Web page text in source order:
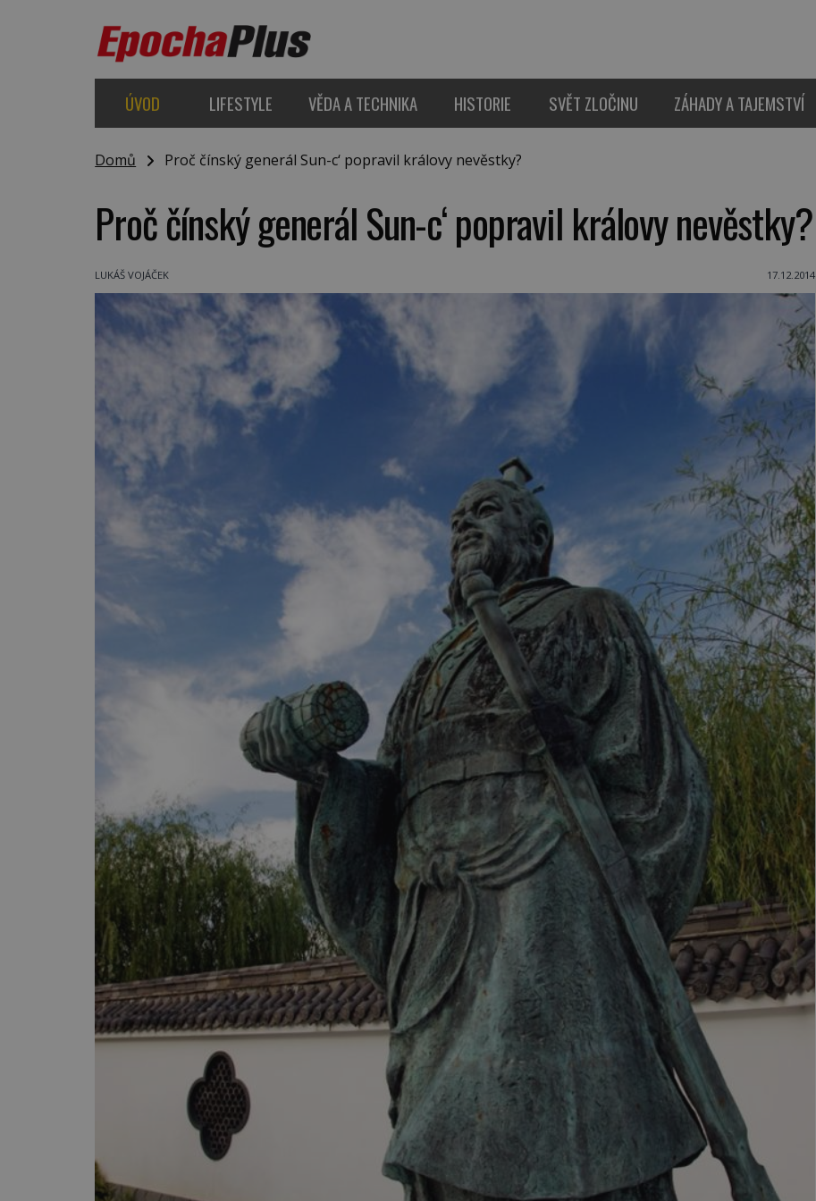
ÚVOD LIFESTYLE VĚDA A TECHNIKA HISTORIE SVĚT ZLOČINU ZÁHADY A TAJEMSTVÍ
Domů Proč čínský generál Sun-c‘ popravil královy nevěstky?
Proč čínský generál Sun-c‘ popravil královy nevěstky?
LUKÁŠ VOJÁČEK 17.12.2014